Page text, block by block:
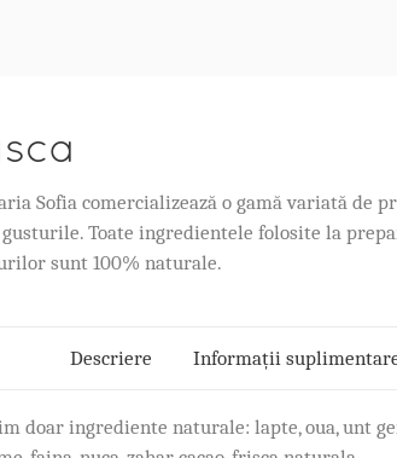
Sofia comercializează o gamă variată de
Toate ingredientele folosite la
sunt 100% naturale.
Descriere Informații
doar ingrediente naturale: lapte, oua, unt